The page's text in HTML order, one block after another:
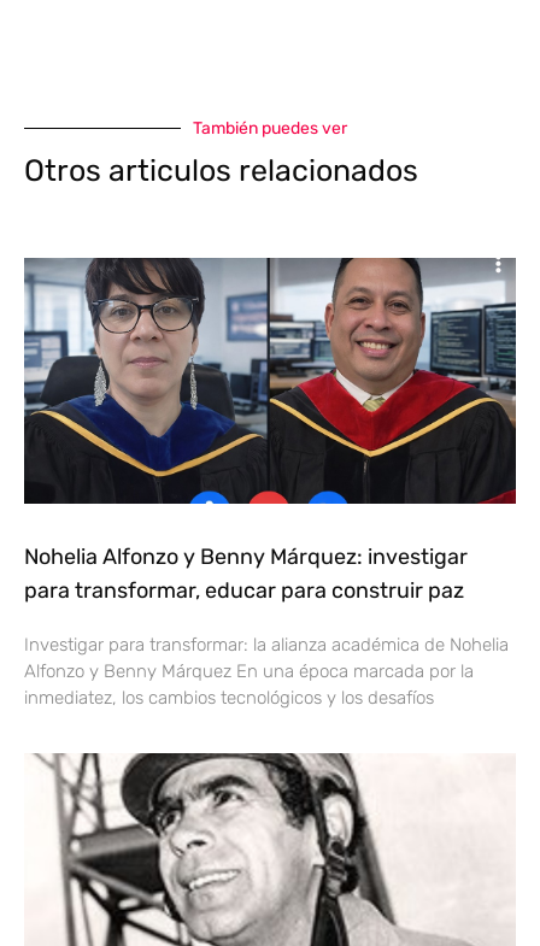
También puedes ver
Otros articulos relacionados
Nohelia Alfonzo y Benny Márquez: investigar
para transformar, educar para construir paz
Investigar para transformar: la alianza académica de Nohelia
Alfonzo y Benny Márquez En una época marcada por la
inmediatez, los cambios tecnológicos y los desafíos